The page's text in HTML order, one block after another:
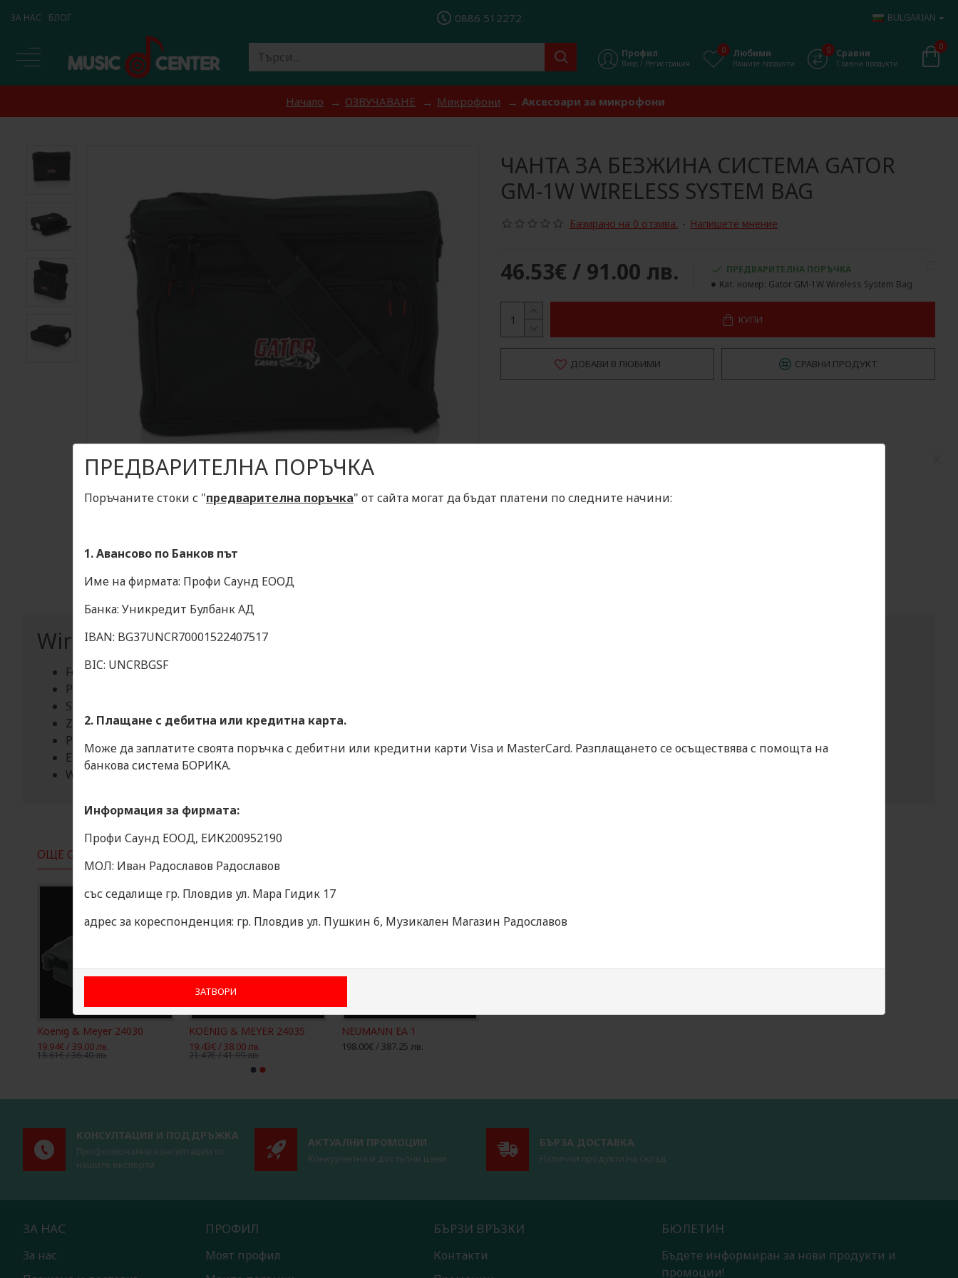
ПРЕДВАРИТЕЛНА ПОРЪЧКА
Поръчаните стоки с "предварителна поръчка" от сайта могат да бъдат платени по следните начини:
1. Авансово по Банков път
Име на фирмата: Профи Саунд ЕООД
Банка: Уникредит Булбанк АД
IBAN: BG37UNCR70001522407517
BIC: UNCRBGSF
2. Плащане с дебитна или кредитна карта.
Може да заплатите своята поръчка с дебитни или кредитни карти Visa и MasterCard. Разплащането се осъществява с помощта на
банкова система БОРИКА.
Информация за фирмата:
Профи Саунд ЕООД, ЕИК200952190
МОЛ: Иван Радославов Радославов
със седалище гр. Пловдив ул. Мара Гидик 17
адрес за кореспонденция: гр. Пловдив ул. Пушкин 6, Музикален Магазин Радославов
ЗАТВОРИ
ЗА НАС БЛОГ 0886 512272 BULGARIAN
Профил
Вход / Регистрация
Любими
Вашите продукти
0 Сравни
Сравни продукти
0 0
Начало ОЗВУЧАВАНЕ Микрофони Аксесоари за микрофони
ЧАНТА ЗА БЕЗЖИНА СИСТЕМА GATOR
GM-1W WIRELESS SYSTEM BAG
Базирано на 0 отзива. - Напишете мнение
46.53€ / 91.00 лв.
ПРЕДВАРИТЕЛНА ПОРЪЧКА
Кат. номер: Gator GM-1W Wireless System Bag
КУПИ
ДОБАВИ В ЛЮБИМИ СРАВНИ ПРОДУКТ
Wireless System Bag
For 9.5” wireless system
Pocket for 1 x handheld transmitter and 1 x pocket transmitter
Space for lavalier microphone and cable, etc.
Zipper on front side
Padded strap and handles
Exterior dimensions: 381 x 127 x 267 mm
Weight: 2.3 kg
ОЩЕ ОТ КАТЕГОРИЯТА
Koenig & Meyer 24030
19.94€ / 39.00 лв.
18.61€ / 36.40 лв.
KOENIG & MEYER 24035
19.43€ / 38.00 лв.
21.47€ / 41.99 лв.
NEUMANN EA 1
198.00€ / 387.25 лв.
КОНСУЛТАЦИЯ И ПОДДРЪЖКА
Професионални консултации от
нашите експерти
АКТУАЛНИ ПРОМОЦИИ
Конкурентни и достъпни цени
БЪРЗА ДОСТАВКА
Налични продукти на склад
ЗА НАС
За нас
ПРОФИЛ
Моят профил
БЪРЗИ ВРЪЗКИ
Контакти
БЮЛЕТИН
Бъдете информиран за нови продукти и
промоции!